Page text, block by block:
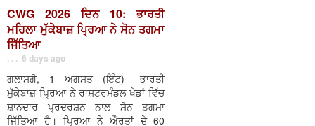
CWG 2026 ਦਿਨ 10: ਭਾਰਤੀ
ਮਹਿਲਾ ਮੁੱਕੇਬਾਜ਼ ਪ੍ਰਿਆ ਨੇ ਸੋਨ ਤਗਮਾ
ਜਿੱਤਿਆ
. . . 6 days ago
ਗਲਾਸਗੋ, 1 ਅਗਸਤ (ਇੰਟ) –ਭਾਰਤੀ
ਮੁੱਕੇਬਾਜ਼ ਪ੍ਰਿਆ ਨੇ ਰਾਸ਼ਟਰਮੰਡਲ ਖੇਡਾਂ ਵਿੱਚ
ਸ਼ਾਨਦਾਰ ਪ੍ਰਦਰਸ਼ਨ ਨਾਲ ਸੋਨ ਤਗਮਾ
ਜਿੱਤਿਆ ਹੈ। ਪ੍ਰਿਆ ਨੇ ਔਰਤਾਂ ਦੇ 60